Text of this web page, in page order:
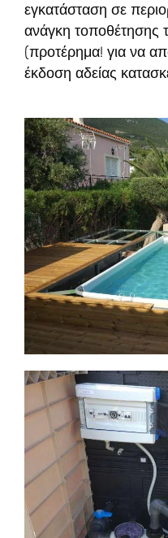
εγκατάσταση σε
ανάγκη τοποθέτησης
(προτέρημα! για να
έκδοση αδείας